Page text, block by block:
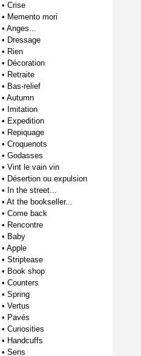
• Crise
• Memento mori
• Anges...
• Dressage
• Rien
• Décoration
• Retraite
• Bas-relief
• Autumn
• Imitation
• Expedition
• Repiquage
• Croquenots
• Godasses
• Vint le vain vin
• Désertion ou expulsion
• In the street...
• At the bookseller...
• Come back
• Rencontre
• Baby
• Apple
• Striptease
• Book shop
• Counters
• Spring
• Vertus
• Pavés
• Curiosities
• Handcuffs
• Sens